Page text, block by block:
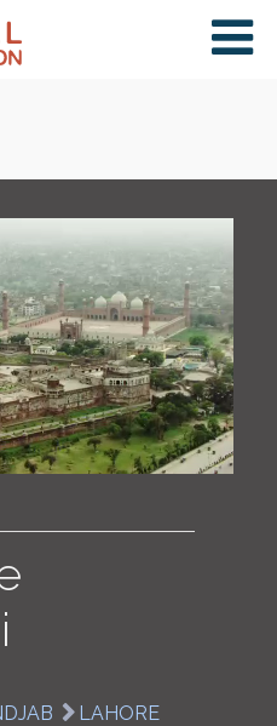
×
PAYS
CARTE
LAHORE